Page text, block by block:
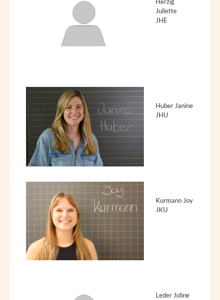
Juliette
JHE
Huber Janine
JHU
Kurmann Joy
JKU
Leder Joline